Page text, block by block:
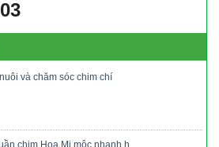
và chăm sóc chim chí
chim Họa Mi mộc nhanh h